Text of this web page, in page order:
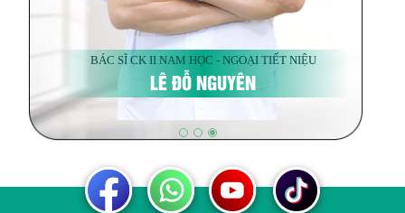
BÁC SĨ CK II NAM HỌC - NGOẠI TIẾT NIỆU
LÊ ĐỖ NGUYÊN